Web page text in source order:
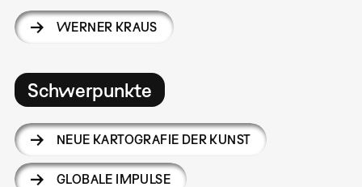
WERNER KRAUS
Schwerpunkte
NEUE KARTOGRAFIE DER KUNST
GLOBALE IMPULSE